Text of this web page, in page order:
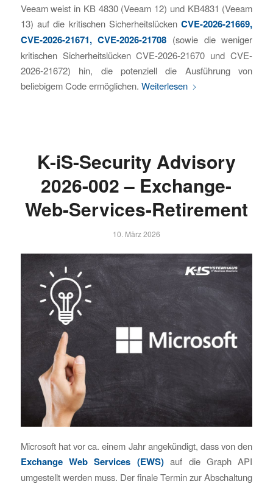
Veeam weist in KB 4830 (Veeam 12) und KB4831 (Veeam
13) auf die kritischen SicherheitslückenCVE-2026-21669,
CVE-2026-21671, CVE-2026-21708 (sowie die weniger
kritischen Sicherheitslücken CVE-2026-21670 und CVE-
2026-21672) hin, die potenziell die Ausführung von
beliebigem Code ermöglichen. Weiterlesen
K-iS-Security Advisory
2026-002 – Exchange-
Web-Services-Retirement
10. März 2026
Microsoft hat vor ca. einem Jahr angekündigt, dass von den
Exchange Web Services (EWS)auf die Graph API
umgestellt werden muss. Der finale Termin zur Abschaltung